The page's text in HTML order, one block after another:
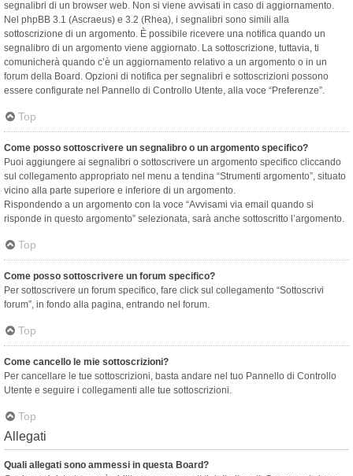
segnalibri di un browser web. Non si viene avvisati in caso di aggiornamento.
Nel phpBB 3.1 (Ascraeus) e 3.2 (Rhea), i segnalibri sono simili alla
sottoscrizione di un argomento. È possibile ricevere una notifica quando un
segnalibro di un argomento viene aggiornato. La sottoscrizione, tuttavia, ti
comunicherà quando c’è un aggiornamento relativo a un argomento o in un
forum della Board. Opzioni di notifica per segnalibri e sottoscrizioni possono
essere configurate nel Pannello di Controllo Utente, alla voce “Preferenze”.
Top
Come posso sottoscrivere un segnalibro o un argomento specifico?
Puoi aggiungere ai segnalibri o sottoscrivere un argomento specifico cliccando
sul collegamento appropriato nel menu a tendina “Strumenti argomento”, situato
vicino alla parte superiore e inferiore di un argomento.
Rispondendo a un argomento con la voce “Avvisami via email quando si
risponde in questo argomento” selezionata, sarà anche sottoscritto l’argomento.
Top
Come posso sottoscrivere un forum specifico?
Per sottoscrivere un forum specifico, fare click sul collegamento “Sottoscrivi
forum”, in fondo alla pagina, entrando nel forum.
Top
Come cancello le mie sottoscrizioni?
Per cancellare le tue sottoscrizioni, basta andare nel tuo Pannello di Controllo
Utente e seguire i collegamenti alle tue sottoscrizioni.
Top
Allegati
Quali allegati sono ammessi in questa Board?